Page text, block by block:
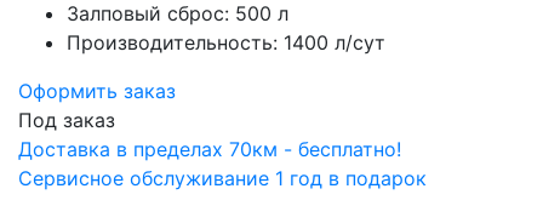
Залповый сброс: 500 л
Производительность: 1400 л/сут
Оформить заказ
Под заказ
Доставка в пределах 70км - бесплатно!
Сервисное обслуживание 1 год в подарок